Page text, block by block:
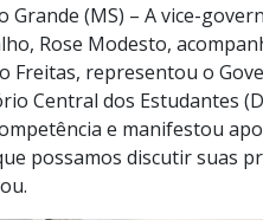
Grande (MS) – A vice-
Rose Modesto,
Freitas, representou o
Central dos Estudantes
e manifestou
possamos discutir suas